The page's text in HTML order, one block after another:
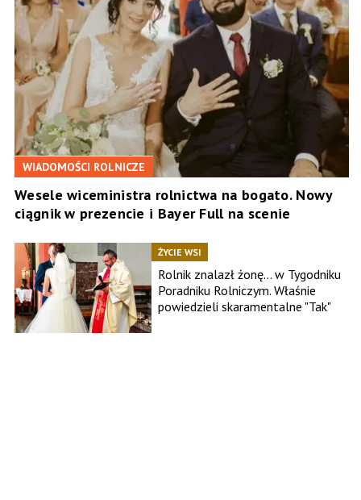
WIADOMOŚCI ROLNICZE
Wesele wiceministra rolnictwa na bogato. Nowy
ciągnik w prezencie i Bayer Full na scenie
ŻYCIE WSI
Rolnik znalazł żonę... w Tygodniku
Poradniku Rolniczym. Właśnie
powiedzieli skaramentalne "Tak"